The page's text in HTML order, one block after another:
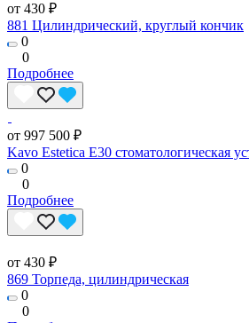
от 430 ₽
881 Цилиндрический, круглый кончик
0
0
Подробнее
от 997 500 ₽
Kavo Estetica E30 стоматологическая
0
0
Подробнее
от 430 ₽
869 Торпеда, цилиндрическая
0
0